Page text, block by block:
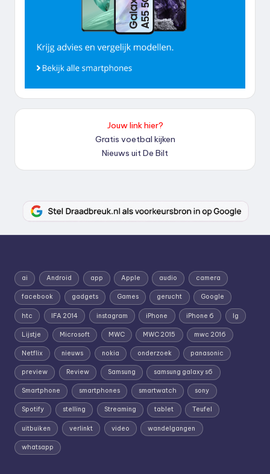
Jouw link hier?
Gratis voetbal kijken
Nieuws uit De Bilt
ai Android app Apple audio camera
facebook gadgets Games gerucht Google
htc IFA 2014 instagram iPhone iPhone 6 lg
Lijstje Microsoft MWC MWC 2015 mwc 2016
Netflix nieuws nokia onderzoek panasonic
preview Review Samsung samsung galaxy s6
Smartphone smartphones smartwatch sony
Spotify stelling Streaming tablet Teufel
uitbuiken verlinkt video wandelgangen
whatsapp